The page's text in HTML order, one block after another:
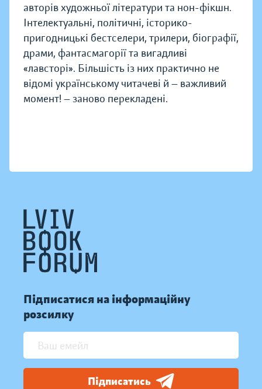
авторів художньої літератури та нон-фікшн.
Інтелектуальні, політичні, історико-
пригодницькі бестселери, трилери, біографії,
драми, фантасмагорії та вигадливі
«лавсторі». Більшість із них практично не
відомі українському читачеві й — важливий
момент! — заново перекладені.
Підписатися на інформаційну
розсилку
Підписатись